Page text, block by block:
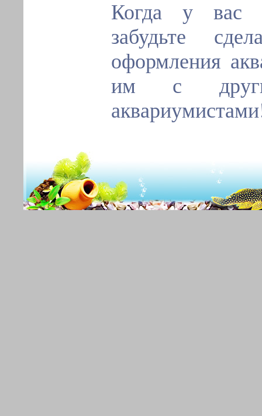
Когда у вас
забудьте
оформления
им с